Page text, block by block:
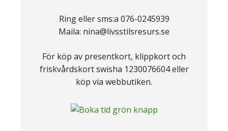
Ring eller sms:a 076-0245939
Maila: nina@livsstilsresurs.se
För köp av presentkort, klippkort och
friskvårdskort swisha 1230076604 eller
köp via webbutiken.